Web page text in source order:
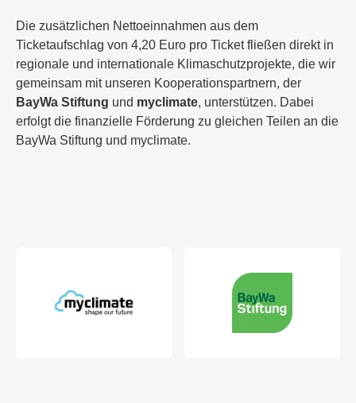
Die zusätzlichen Nettoeinnahmen aus dem
Ticketaufschlag von 4,20 Euro pro Ticket fließen direkt in
regionale und internationale Klimaschutzprojekte, die wir
gemeinsam mit unseren Kooperationspartnern, der
BayWa Stiftung und myclimate, unterstützen. Dabei
erfolgt die finanzielle Förderung zu gleichen Teilen an die
BayWa Stiftung und myclimate.